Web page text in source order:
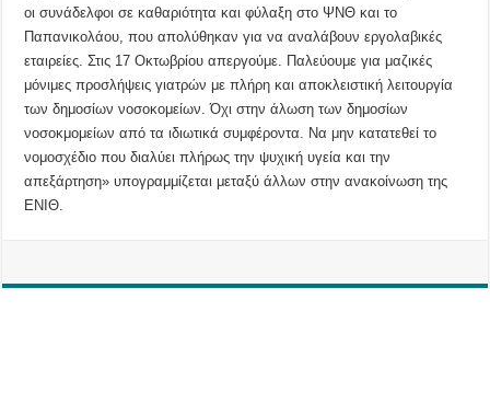
οι συνάδελφοι σε καθαριότητα και φύλαξη στο ΨΝΘ και το
Παπανικολάου, που απολύθηκαν για να αναλάβουν εργολαβικές
εταιρείες. Στις 17 Οκτωβρίου απεργούμε. Παλεύουμε για μαζικές
μόνιμες προσλήψεις γιατρών με πλήρη και αποκλειστική λειτουργία
των δημοσίων νοσοκομείων. Όχι στην άλωση των δημοσίων
νοσοκμομείων από τα ιδιωτικά συμφέροντα. Να μην κατατεθεί το
νομοσχέδιο που διαλύει πλήρως την ψυχική υγεία και την
απεξάρτηση» υπογραμμίζεται μεταξύ άλλων στην ανακοίνωση της
ΕΝΙΘ.